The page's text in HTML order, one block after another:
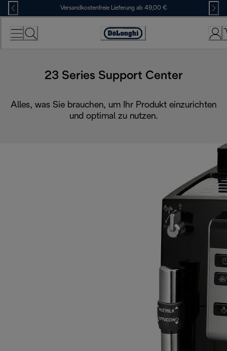
Skip
to
Content
Versandkostenfreie Lieferung ab 49,00 €
Erklärung
23 Series Support Center
Alles, was Sie brauchen, um Ihr Produkt einzurichten
und optimal zu nutzen.